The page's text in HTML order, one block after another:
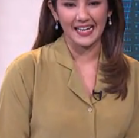
direct debit dalam API
Dimana solusi
yang integrasi atas
direct debit dalam
simak dialog
dalam Fintech Week